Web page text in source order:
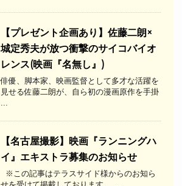
【プレゼント企画あり】佐藤二朗×
城定秀夫が放つ衝撃のサイコバイオ
レンス(映画『名無し』)
俳優、脚本家、映画監督として多才な活躍を
見せる佐藤二朗が、自ら初の漫画原作を手掛
【名古屋撮影】映画『ランニングハ
イ』エキストラ募集のお知らせ
※この記事はテラスサイド様からのお知ら